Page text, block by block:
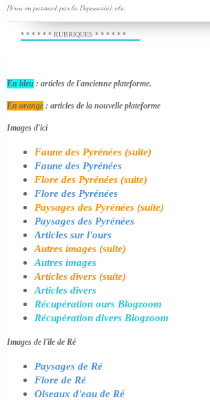
Pérou en passant par la Papouasie), etc.
* * * * * * RUBRIQUES * * * * * *
En bleu : articles de l'ancienne plateforme.
En orange : articles de la nouvelle plateforme
Images d'ici
Faune des Pyrénées (suite)
Faune des Pyrénées
Flore des Pyrénées (suite)
Flore des Pyrénées
Paysages des Pyrénées (suite)
Paysages des Pyrénées
Articles sur l'ours
Autres images (suite)
Autres images
Articles divers (suite)
Articles divers
Récupération ours Blogzoom
Récupération divers Blogzoom
Images de l'île de Ré
Paysages de Ré
Flore de Ré
Oiseaux d'eau de Ré